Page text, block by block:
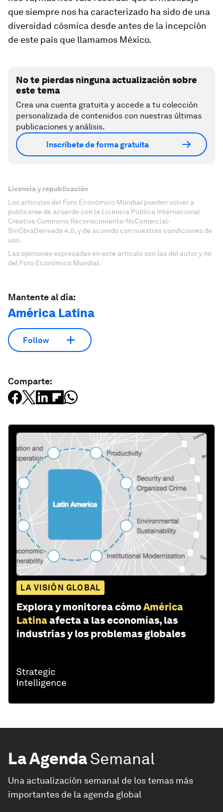
que siempre nos ha caracterizado ha sido de una
diversidad cósmica desde antes de la incepción
de este país que llamamos México.
No te pierdas ninguna actualización sobre
este tema
Crea una cuenta gratuita y accede a tu colección
personalizada de contenidos con nuestras últimas
publicaciones y análisis.
Inscríbete de forma gratuita
Licencia y republicación
Los artículos del Foro Económico Mundial pueden volver a
publicarse de acuerdo con la Licencia Pública Internacional
Creative Commons Reconocimiento-NoComercial-
SinObraDerivada 4.0, y de acuerdo con nuestras condiciones de
uso.
Las opiniones expresadas en este artículo son las del autor y no
del Foro Económico Mundial.
Mantente al día:
América Latina
Follow
Comparte:
LA VISIÓN GLOBAL
Explora y monitorea cómoAmérica
Latinaafecta a las economías, las
industrias y los problemas globales
La AgendaSemanal
Una actualización semanal de los temas más
importantes de la agenda global